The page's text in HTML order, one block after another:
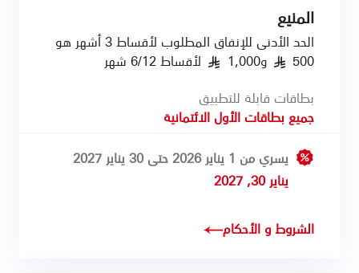
المنيع
الحد الأدنى للإنفاق المطلوب لأقساط 3 أشهر هو
500
§ و1,000 §
لأقساط 6/12 شهر
بطاقات قابلة للتطبيق
جميع بطاقات الأول الائتمانية
يسري من 1 يناير 2026 حتى 30 يناير 2027
يناير 30, 2027
الشروط و الأحكام